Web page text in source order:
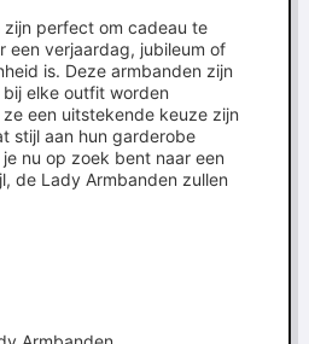
zijn perfect om cadeau te
een verjaardag, jubileum of
is. Deze armbanden zijn
elke outfit worden
een uitstekende keuze zijn
stijl aan hun garderobe
nu op zoek bent naar een
de Lady Armbanden zullen